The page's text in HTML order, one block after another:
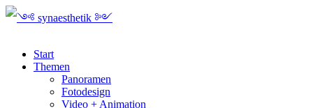
Start
Themen
Panoramen
Fotodesign
Video + Animation